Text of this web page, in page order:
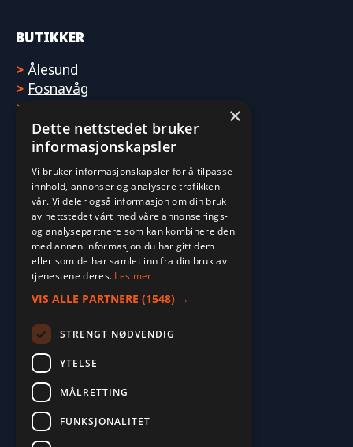
BUTIKKER
> Ålesund
> Fosnavåg
>
2026. ALL RIGHTS RESERVED.
×
Dette nettstedet bruker
informasjonskapsler
Vi bruker informasjonskapsler for å tilpasse
innhold, annonser og analysere trafikken
vår. Vi deler også informasjon om din bruk
av nettstedet vårt med våre annonserings-
og analysepartnere som kan kombinere den
med annen informasjon du har gitt dem
eller som de har samlet inn fra din bruk av
tjenestene deres. Les mer
VIS ALLE PARTNERE (1548) →
STRENGT NØDVENDIG
YTELSE
MÅLRETTING
FUNKSJONALITET